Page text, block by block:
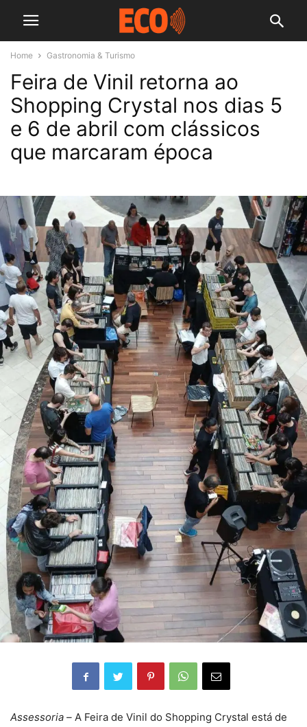
Home Gastronomia & Turismo
Feira de Vinil retorna ao
Shopping Crystal nos dias 5
e 6 de abril com clássicos
que marcaram época
Assessoria – A Feira de Vinil do Shopping Crystal está de